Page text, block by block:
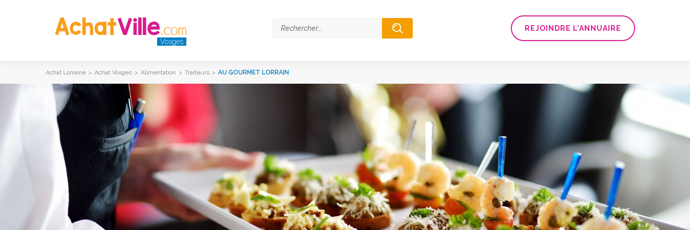
Vosges
REJOINDRE L'ANNUAIRE
Achat Lorraine > Achat Vosges > Alimentation > Traiteurs > AU GOURMET LORRAIN